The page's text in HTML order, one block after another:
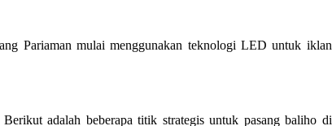
Pariaman mulai menggunakan teknologi LED untuk iklan
adalah beberapa titik strategis untuk pasang baliho di